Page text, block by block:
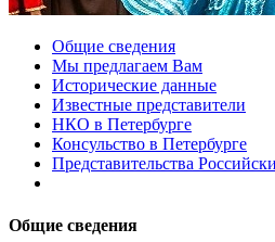
Общие сведения
Мы предлагаем Вам
Исторические данные
Известные представители
НКО в Петербурге
Консульство в Петербурге
Представительства
Общие сведения